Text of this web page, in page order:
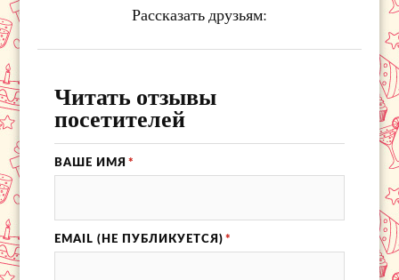
Рассказать друзьям:
Читать отзывы
посетителей
ВАШЕ ИМЯ *
EMAIL (НЕ ПУБЛИКУЕТСЯ) *